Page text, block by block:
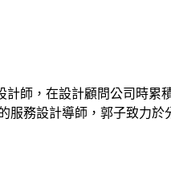
師，在設計顧問公司時
服務設計導師，郭子致力